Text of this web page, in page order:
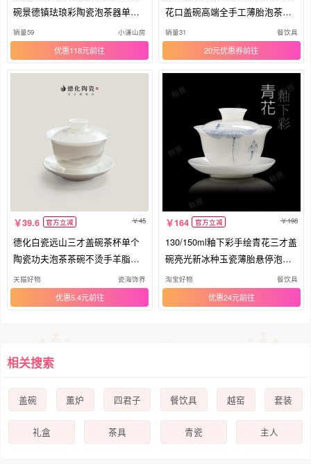
碗景德镇珐琅彩陶瓷泡茶器单个
茶具
销量59 小谦山房
优惠118元
花口盖碗高端全手工薄胎泡茶碗
茶具
销量31 餐饮具
20元优惠券
39.6 官方立减 45
德化白瓷远山三才盖碗茶杯单个
陶瓷功夫泡茶茶碗不烫手羊脂玉
茶具
天猫好物 瓷海饰界
优惠5.4元
164 官方立减 198
130/150ml釉下彩手绘青花三才盖
碗亮光新冰种玉瓷薄胎悬停泡茶
碗
淘宝好物 餐饮具
优惠24元
相关搜索
盖碗 薰炉 四君子 餐饮具 越窑 套装
礼盒 茶具 青瓷 主人